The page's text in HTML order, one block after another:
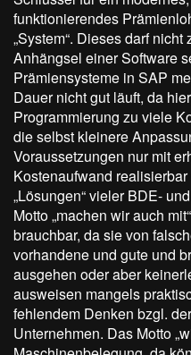
funktionierendes
„System“. Dieses darf
Anhängsel einer Software
Prämiensysteme in SAP
Dauer nicht gut läuft, da
Programmierung zu viele
die selbst kleinere
Voraussetzungen nur mit
Kostenaufwand
„Lösungen“ vieler BDE-
Motto „machen wir auch
brauchbar, da sie von
vorhandene und gute und
ausgehen oder aber
ausweisen mangels
fehlendem Denken bzgl.
Unternehmen. Das Motto